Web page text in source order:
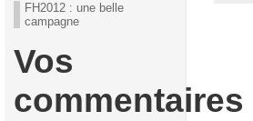
FH2012 : une belle
campagne
Vos
commentaires